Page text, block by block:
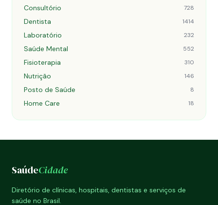
Consultório 728
Dentista 1414
Laboratório 232
Saúde Mental 552
Fisioterapia 310
Nutrição 146
Posto de Saúde 8
Home Care 18
SaúdeCidade
Diretório de clínicas, hospitais, dentistas e serviços de
saúde no Brasil.